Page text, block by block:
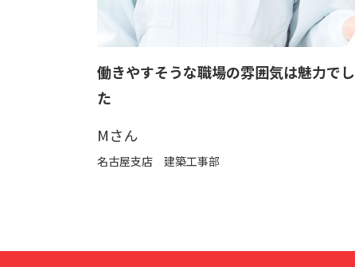
働きやすそうな職場の雰囲気は魅力でし
た
Mさん
名古屋支店 建築工事部